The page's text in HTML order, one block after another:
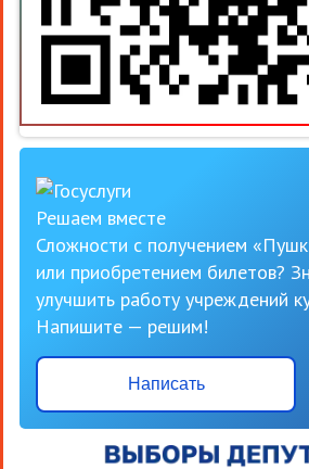
Решаем вместе
Сложности с получением
или приобретением билетов?
улучшить работу учреждений
Напишите — решим!
Написать